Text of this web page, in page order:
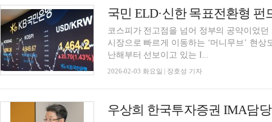
코스피가 전고점을 넘어 정부의 공약이었
시장으로 빠르게 이동하는 ‘머니무브’ 현
난해부터 선보이고 있는 I...
2026-02-03 화요일 | 장호성 기자